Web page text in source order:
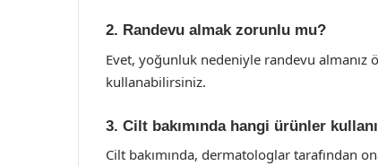
2. Randevu almak zorunlu mu?
Evet, yoğunluk nedeniyle randevu
kullanabilirsiniz.
3. Cilt bakımında hangi ürünler
Cilt bakımında, dermatologlar tarafından